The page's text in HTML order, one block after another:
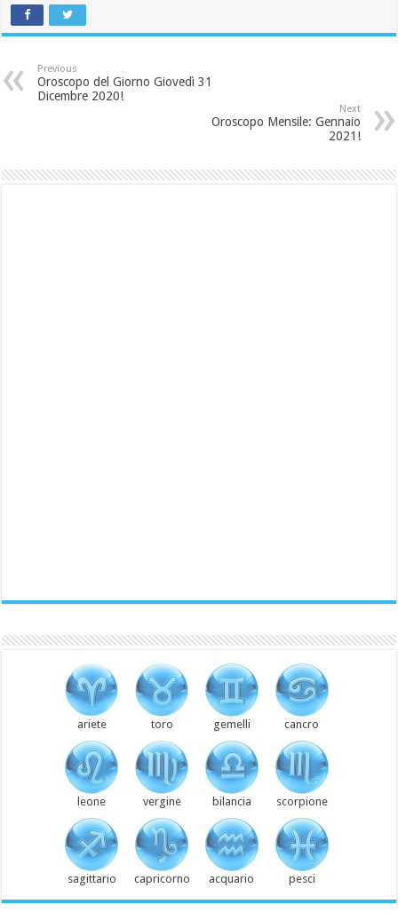
Previous
Oroscopo del Giorno Giovedì 31
Dicembre 2020!
Next
Oroscopo Mensile: Gennaio
2021!
ariete toro gemelli cancro
leone vergine bilancia scorpione
sagittario capricorno acquario pesci